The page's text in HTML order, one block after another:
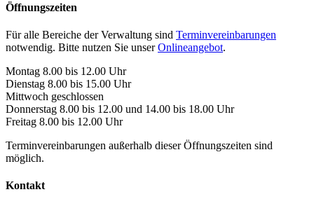
Öffnungszeiten
Für alle Bereiche der Verwaltung sind Terminvereinbarungen
notwendig. Bitte nutzen Sie unserOnlineangebot.
Montag 8.00 bis 12.00 Uhr
Dienstag 8.00 bis 15.00 Uhr
Mittwoch geschlossen
Donnerstag 8.00 bis 12.00 und 14.00 bis 18.00 Uhr
Freitag 8.00 bis 12.00 Uhr
Terminvereinbarungen außerhalb dieser Öffnungszeiten sind
möglich.
Kontakt